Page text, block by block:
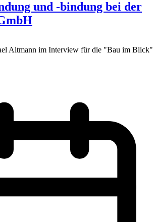
und -bindung bei der
Altmann im Interview für die "Bau im Blick"